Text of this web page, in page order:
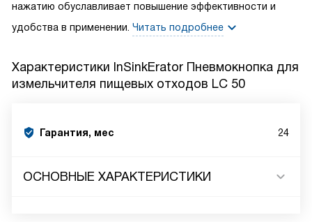
нажатию обуславливает повышение эффективности и
удобства в применении. Читать подробнее
Характеристики InSinkErator Пневмокнопка для
измельчителя пищевых отходов LC 50
Гарантия, мес 24
ОСНОВНЫЕ ХАРАКТЕРИСТИКИ